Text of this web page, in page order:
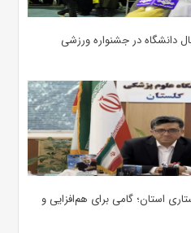
دانشگاه در جشنواره ورزشی
استان؛ گامی برای هم‌افزایی و